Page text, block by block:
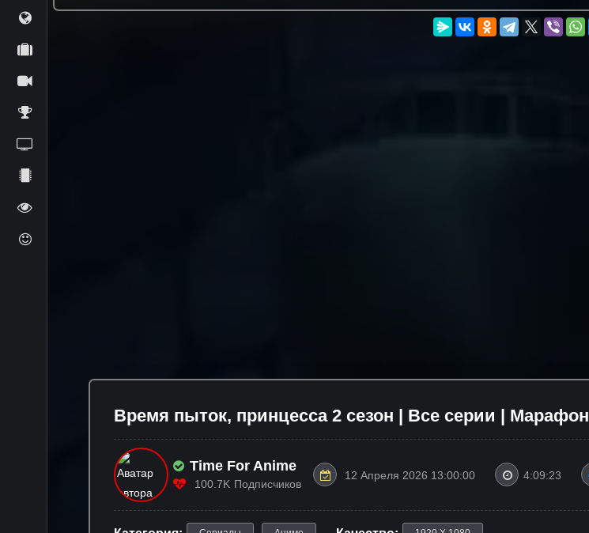
Время пыток, принцесса 2 сезон | Все серии | Марафон
Time For Anime
100.7K Подписчиков
12 Апреля 2026 13:00:00 4:09:23